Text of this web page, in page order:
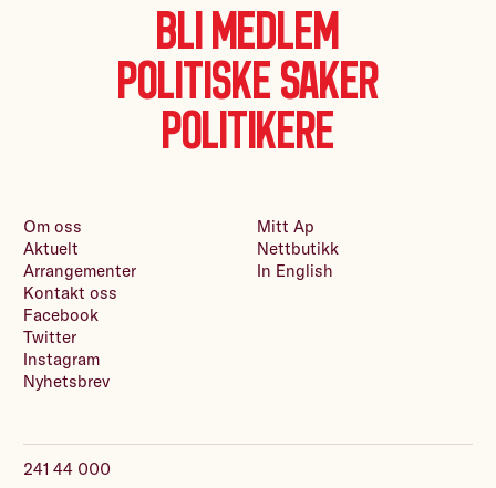
Bli medlem
Politiske saker
Politikere
Om oss
Aktuelt
Arrangementer
Kontakt oss
Mitt Ap
Nettbutikk
In English
241 44 000
Facebook
Twitter
Instagram
Nyhetsbrev